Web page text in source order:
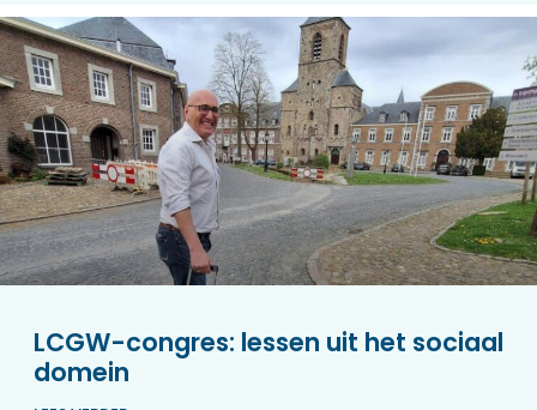
LCGW-congres: lessen uit het sociaal
domein